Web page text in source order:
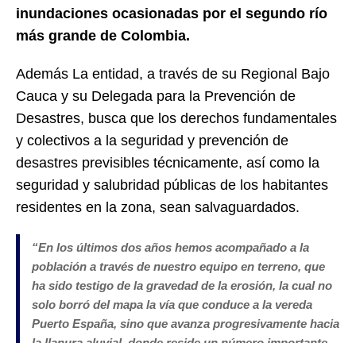
inundaciones ocasionadas por el segundo río
más grande de Colombia.
Además La entidad, a través de su Regional Bajo
Cauca y su Delegada para la Prevención de
Desastres, busca que los derechos fundamentales
y colectivos a la seguridad y prevención de
desastres previsibles técnicamente, así como la
seguridad y salubridad públicas de los habitantes
residentes en la zona, sean salvaguardados.
“En los últimos dos años hemos acompañado a la
población a través de nuestro equipo en terreno, que
ha sido testigo de la gravedad de la erosión, la cual no
solo borró del mapa la vía que conduce a la vereda
Puerto España, sino que avanza progresivamente hacia